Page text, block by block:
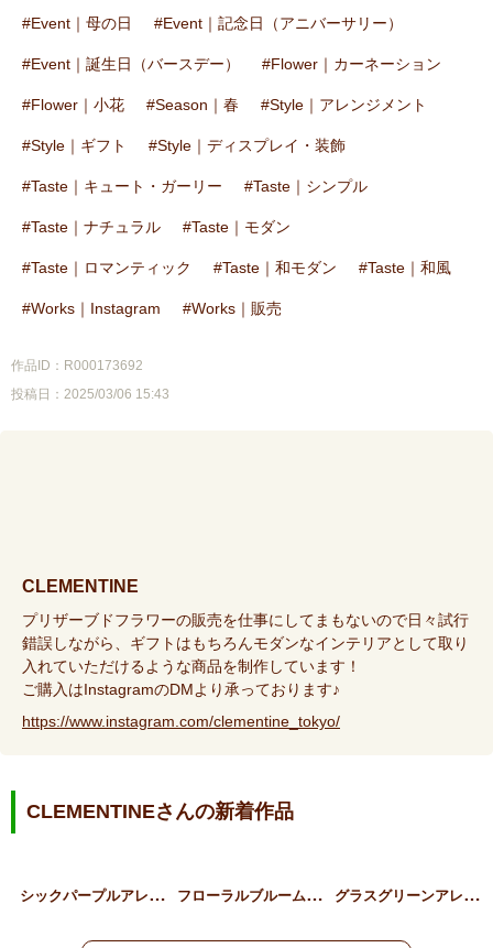
Event｜母の日 Event｜記念日（アニバーサリー）
Event｜誕生日（バースデー） Flower｜カーネーション
Flower｜小花 Season｜春 Style｜アレンジメント
Style｜ギフト Style｜ディスプレイ・装飾
Taste｜キュート・ガーリー Taste｜シンプル
Taste｜ナチュラル Taste｜モダン
Taste｜ロマンティック Taste｜和モダン Taste｜和風
Works｜Instagram Works｜販売
作品ID：R000173692
投稿日：2025/03/06 15:43
CLEMENTINE
プリザーブドフラワーの販売を仕事にしてまもないので日々試行
錯誤しながら、ギフトはもちろんモダンなインテリアとして取り
入れていただけるような商品を制作しています！
ご購入はInstagramのDMより承っております♪
https://www.instagram.com/clementine_tokyo/
CLEMENTINEさんの新着作品
シ
ックパープルアレンジメン… フ
ローラルブルームBOX グ
ラスグリーンアレンジメン…